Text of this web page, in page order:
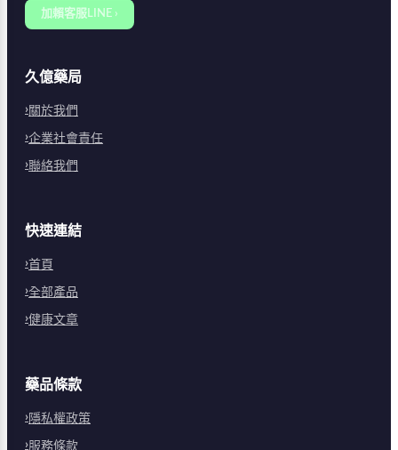
加賴客服LINE ›
久億藥局
關於我們
企業社會責任
聯絡我們
快速連結
首頁
全部產品
健康文章
藥品條款
隱私權政策
服務條款